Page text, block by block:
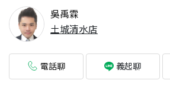
吳禹霖
土城清水店
電話聊 義起聊